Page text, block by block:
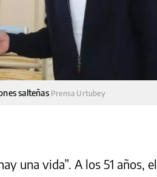
salteñas Prensa Urtubey
una vida”. A los 51 años, el